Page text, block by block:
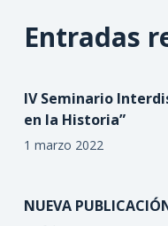
Entradas
IV Seminario
en la Historia”
1 marzo 2022
NUEVA